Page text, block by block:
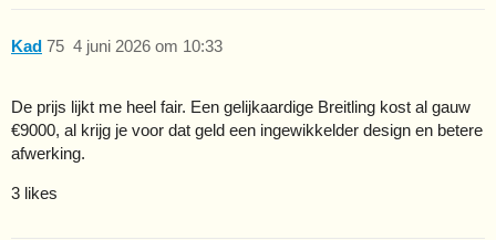
Kad 4 juni 2026 om 10:33
75
De prijs lijkt me heel fair. Een gelijkaardige Breitling kost al gauw
€9000, al krijg je voor dat geld een ingewikkelder design en betere
afwerking.
3 likes